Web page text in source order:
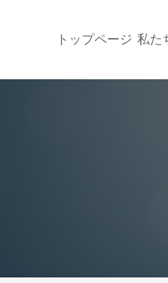
トップページ 私た